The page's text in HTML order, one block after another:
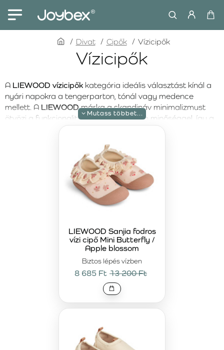
Vízicipők
homeDivat Cipők Vízicipők
A LIEWOOD vízicipők kategória ideális választást kínál a
nyári napokra a tengerparton, tónál vagy medence
mellett. A LIEWOODmárka a skandináv minimalizmust
ötvözi a funkcionalitással és a prémium minőséggel, így a
lábbelik nemcsak esztétikusak, hanem rendkívül
lábat, stabil tartást biztosítson nedves felületen, és egész
napos kényelmet nyújtson.
LIEWOOD vízicipőktökéletesek tengerparti
nyaraláshoz, strandoláshoz, medencés programokhoz
vagy vízparti játékhoz. A könnyű, gyorsan száradó
anyagok, a rugalmas talpak és az ergonomikus kialakítás
használat közben is. A cipők megbízhatóan védik a lábat
a forró homoktól, kavicsoktól és csúszós felületektől, így
növelik a biztonságot a nyári kalandok során.
LIEWOOD prémium vízicipőkazoknak a családoknak
készülnek, akik nem kötnek kompromisszumot a minőség,
a biztonság és a stílus között. Tudatos befektetést
jelentenek a tartós nyári felszerelésbe, amely ellenáll a
víznek, a homoknak és az intenzív használatnak. A
LIEWOOD fürdőruházattal és nyári divatkollekcióval,
harmonikus és funkcionális megjelenést biztosítva.
Biztos lépés vízben
LIEWOOD Sanjia fodros
vízi cipő Mini Butterfly /
Apple blossom
8 685 Ft 13 200 Ft